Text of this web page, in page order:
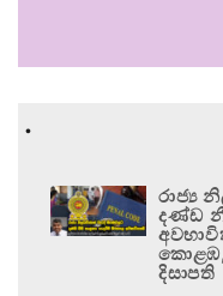
.
රාජ්‍ය
දණ්ඩ
කොළඹ,
දිසාපති